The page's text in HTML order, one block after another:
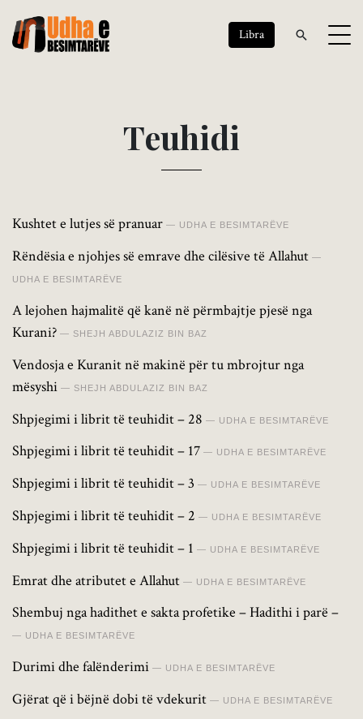
Libra
Teuhidi
Kushtet e lutjes së pranuar UDHA E BESIMTARËVE
Rëndësia e njohjes së emrave dhe cilësive të Allahut
UDHA E BESIMTARËVE
A lejohen hajmalitë që kanë në përmbajtje pjesë nga
Kurani?
SHEJH ABDULAZIZ BIN BAZ
Vendosja e Kuranit në makinë për tu mbrojtur nga
mësyshi
SHEJH ABDULAZIZ BIN BAZ
Shpjegimi i librit të teuhidit – 28 UDHA E BESIMTARËVE
Shpjegimi i librit të teuhidit – 17 UDHA E BESIMTARËVE
Shpjegimi i librit të teuhidit – 3 UDHA E BESIMTARËVE
Shpjegimi i librit të teuhidit – 2 UDHA E BESIMTARËVE
Shpjegimi i librit të teuhidit – 1 UDHA E BESIMTARËVE
Emrat dhe atributet e Allahut UDHA E BESIMTARËVE
Shembuj nga hadithet e sakta profetike – Hadithi i parë –
UDHA E BESIMTARËVE
Durimi dhe falënderimi UDHA E BESIMTARËVE
Gjërat që i bëjnë dobi të vdekurit UDHA E BESIMTARËVE